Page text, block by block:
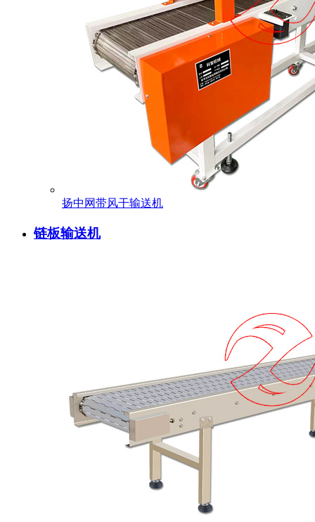
扬中网带风干输送机
链板输送机